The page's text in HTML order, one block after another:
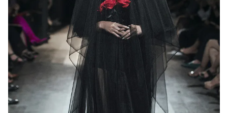
THỜI BÁO VTV
Theo dõi báo trên
Cơ quan chủ quản:Đài Truyền hình Việt Nam